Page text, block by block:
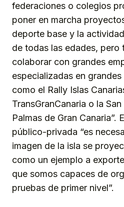
federaciones o colegios
poner en marcha
deporte base y la
de todas las edades, pero
colaborar con grandes
especializadas en
como el Rally Islas
TransGranCanaria o la
Palmas de Gran Canaria”.
público-privada “es
imagen de la isla se
como un ejemplo a
que somos capaces de
pruebas de primer nivel”.